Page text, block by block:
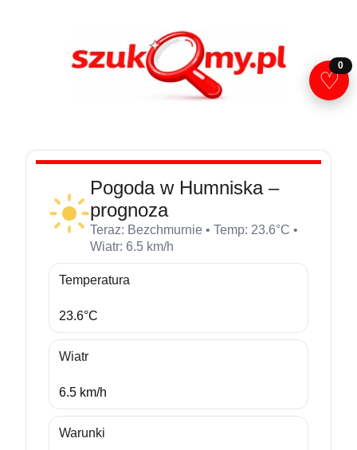
Pogoda w Humniska –
prognoza
Teraz: Bezchmurnie • Temp: 23.6°C •
Wiatr: 6.5 km/h
Temperatura
23.6°C
Wiatr
6.5 km/h
Warunki
♡
0